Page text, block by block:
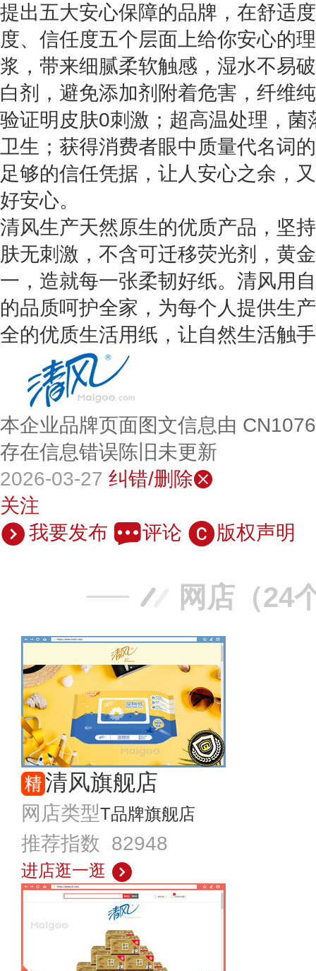
提出五大安心保障的品牌，在舒适
度、信任度五个层面上给你安心的
浆，带来细腻柔软触感，湿水不易
白剂，避免添加剂附着危害，纤维
验证明皮肤0刺激；超高温处理，
卫生；获得消费者眼中质量代名词
足够的信任凭据，让人安心之余，
好安心。
清风生产天然原生的优质产品，坚
肤无刺激，不含可迁移荧光剂，黄
一，造就每一张柔韧好纸。清风用
的品质呵护全家，为每个人提供生
全的优质生活用纸，让自然生活触
本企业品牌页面图文信息由
存在信息错误陈旧未更新
2026-03-27 纠错/删除
关注
我要发布
评论 版权声明
网店（24
清风旗舰店
网店类型T品牌旗舰店
推荐指数 82948
进店逛一逛